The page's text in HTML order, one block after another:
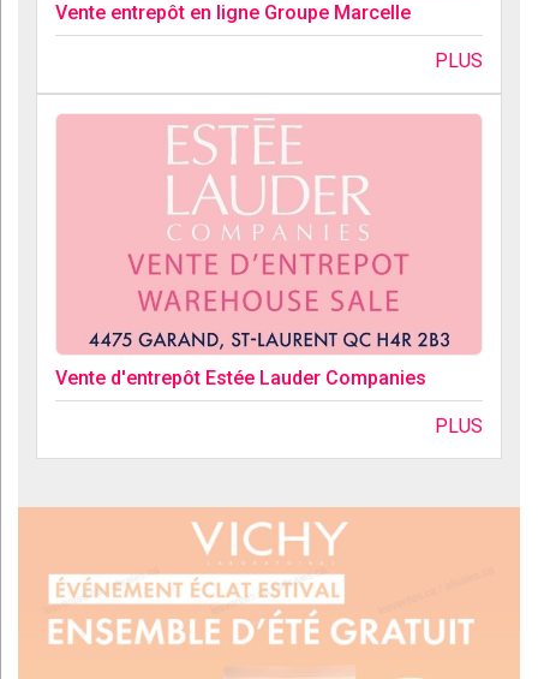
Vente entrepôt en ligne Groupe Marcelle
PLUS
Vente d'entrepôt Estée Lauder Companies
PLUS